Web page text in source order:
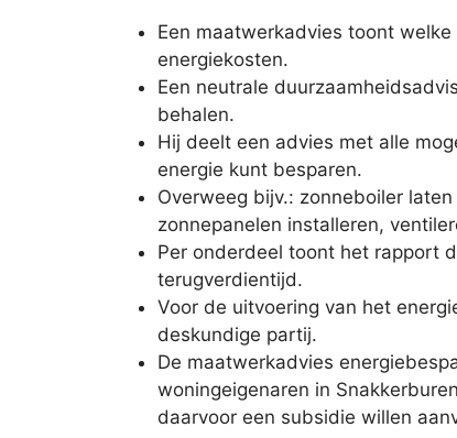
Een maatwerkadvies toont
energiekosten.
Een neutrale
behalen.
Hij deelt een advies met alle
energie kunt besparen.
Overweeg bijv.: zonneboiler
zonnepanelen installeren,
Per onderdeel toont het rapport
terugverdientijd.
Voor de uitvoering van het
deskundige partij.
De maatwerkadvies
woningeigenaren in
daarvoor een subsidie willen